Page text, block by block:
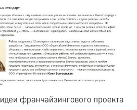
франчайзингового проекта